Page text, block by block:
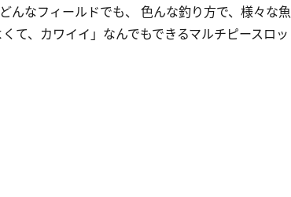
んなフィールドでも、 色んな釣り方で、様々な魚
て、カワイイ」なんでもできるマルチピースロッ